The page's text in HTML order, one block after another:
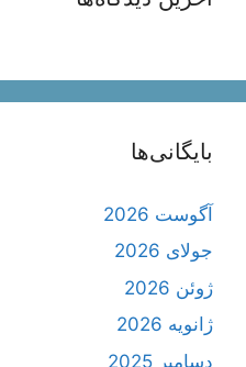
بایگانی‌ها
آگوست 2026
جولای 2026
ژوئن 2026
ژانویه 2026
دسامبر 2025